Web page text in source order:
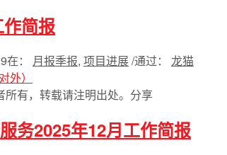
简报
在： 月报季报, 项目进展/通过： 龙猫
）
有，转载请注明出处。 分享
务2025年12月工作简报